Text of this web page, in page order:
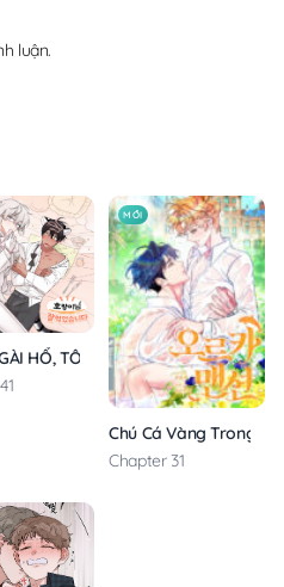
luận.
HỔ, TÔI ĐÃ ĂN RẤT NGON MIỆNG
MỚI
Chú Cá Vàng Trong
Chapter 31